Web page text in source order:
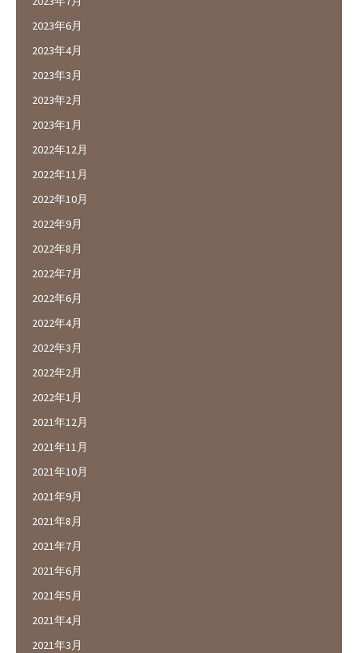
2023年6月
2023年4月
2023年3月
2023年2月
2023年1月
2022年12月
2022年11月
2022年10月
2022年9月
2022年8月
2022年7月
2022年6月
2022年4月
2022年3月
2022年2月
2022年1月
2021年12月
2021年11月
2021年10月
2021年9月
2021年8月
2021年7月
2021年6月
2021年5月
2021年4月
2021年3月